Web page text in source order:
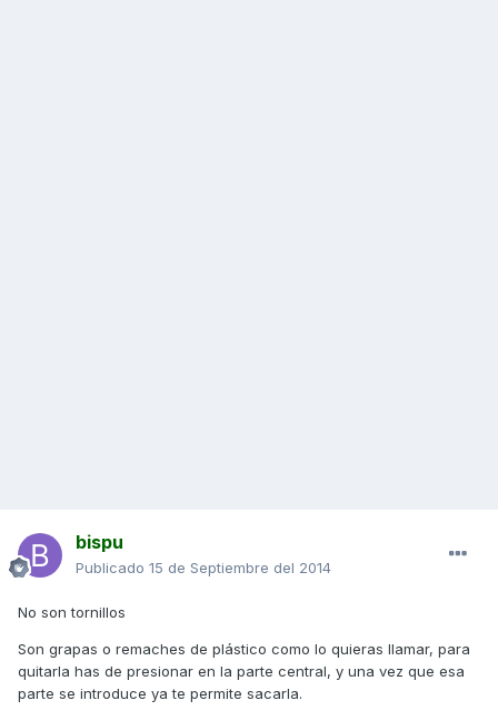
bispu
Publicado 15 de Septiembre del 2014
No son tornillos
Son grapas o remaches de plástico como lo quieras llamar, para
quitarla has de presionar en la parte central, y una vez que esa
parte se introduce ya te permite sacarla.